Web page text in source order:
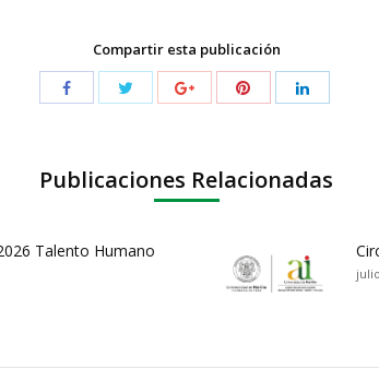
Compartir esta publicación
Publicaciones Relacionadas
Talento Humano